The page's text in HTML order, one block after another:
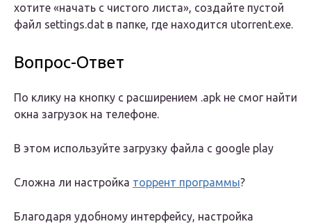
хотите «начать с чистого листа», создайте пустой
файл settings.dat в папке, где находится utorrent.exe.
Вопрос-Ответ
По клику на кнопку с расширением .apk не смог найти
окна загрузок на телефоне.
В этом используйте загрузку файла с google play
Сложна ли настройка торрент программы?
Благодаря удобному интерфейсу, настройка